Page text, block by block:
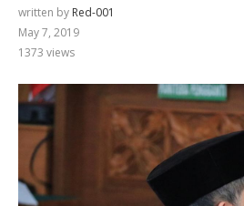
written by Red-001
May 7, 2019
1373 views